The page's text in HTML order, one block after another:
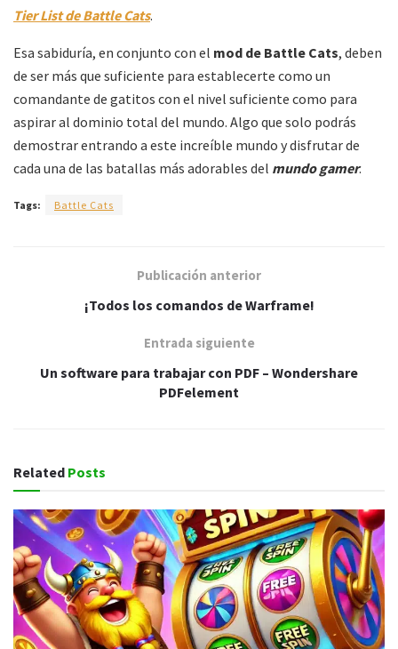
Tier List de Battle Cats.
Esa sabiduría, en conjunto con el mod de Battle Cats, deben
de ser más que suficiente para establecerte como un
comandante de gatitos con el nivel suficiente como para
aspirar al dominio total del mundo. Algo que solo podrás
demostrar entrando a este increíble mundo y disfrutar de
cada una de las batallas más adorables del mundo gamer.
Tags: Battle Cats
Publicación anterior
¡Todos los comandos de Warframe!
Entrada siguiente
Un software para trabajar con PDF – Wondershare
PDFelement
Related Posts